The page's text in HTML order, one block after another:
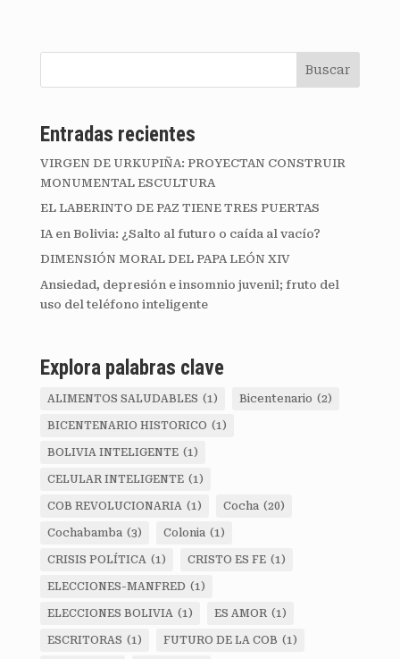
Buscar
Entradas recientes
VIRGEN DE URKUPIÑA: PROYECTAN CONSTRUIR
MONUMENTAL ESCULTURA
EL LABERINTO DE PAZ TIENE TRES PUERTAS
IA en Bolivia: ¿Salto al futuro o caída al vacío?
DIMENSIÓN MORAL DEL PAPA LEÓN XIV
Ansiedad, depresión e insomnio juvenil; fruto del
uso del teléfono inteligente
Explora palabras clave
ALIMENTOS SALUDABLES (1) Bicentenario (2)
BICENTENARIO HISTORICO (1)
BOLIVIA INTELIGENTE (1)
CELULAR INTELIGENTE (1)
COB REVOLUCIONARIA (1) Cocha (20)
Cochabamba (3) Colonia (1)
CRISIS POLÍTICA (1) CRISTO ES FE (1)
ELECCIONES-MANFRED (1)
ELECCIONES BOLIVIA (1) ES AMOR (1)
ESCRITORAS (1) FUTURO DE LA COB (1)